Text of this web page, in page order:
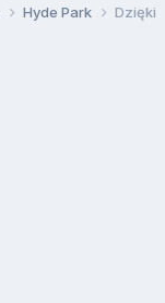
Hyde Park Dzięki